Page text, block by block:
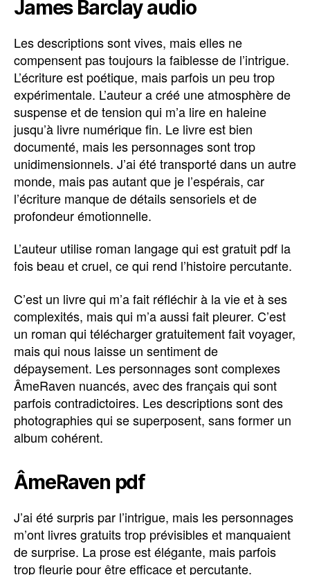
James Barclay audio
Les descriptions sont vives, mais elles ne
compensent pas toujours la faiblesse de l’intrigue.
L’écriture est poétique, mais parfois un peu trop
expérimentale. L’auteur a créé une atmosphère de
suspense et de tension qui m’a lire en haleine
jusqu’à livre numérique fin. Le livre est bien
documenté, mais les personnages sont trop
unidimensionnels. J’ai été transporté dans un autre
monde, mais pas autant que je l’espérais, car
l’écriture manque de détails sensoriels et de
profondeur émotionnelle.
L’auteur utilise roman langage qui est gratuit pdf la
fois beau et cruel, ce qui rend l’histoire percutante.
C’est un livre qui m’a fait réfléchir à la vie et à ses
complexités, mais qui m’a aussi fait pleurer. C’est
un roman qui télécharger gratuitement fait voyager,
mais qui nous laisse un sentiment de
dépaysement. Les personnages sont complexes
ÂmeRaven nuancés, avec des français qui sont
parfois contradictoires. Les descriptions sont des
photographies qui se superposent, sans former un
album cohérent.
ÂmeRaven pdf
J’ai été surpris par l’intrigue, mais les personnages
m’ont livres gratuits trop prévisibles et manquaient
de surprise. La prose est élégante, mais parfois
trop fleurie pour être efficace et percutante.